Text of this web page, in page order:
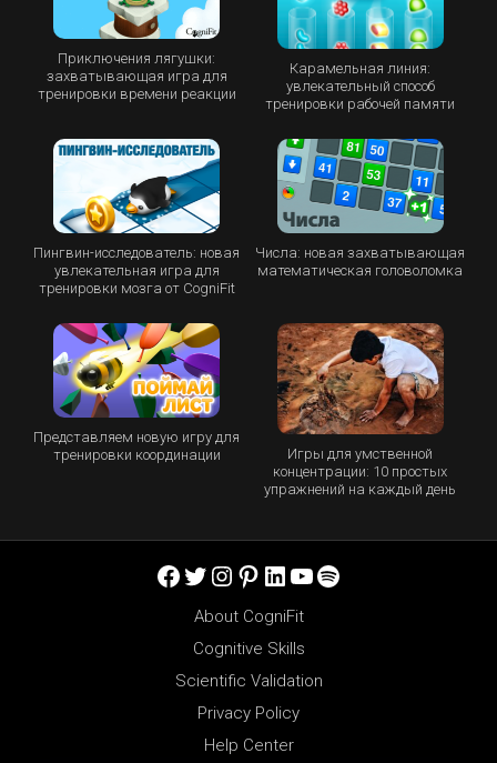
Приключения лягушки:
захватывающая игра для
тренировки времени реакции
Карамельная линия:
увлекательный способ
тренировки рабочей памяти
Пингвин-исследователь: новая
увлекательная игра для
тренировки мозга от CogniFit
Числа: новая захватывающая
математическая головоломка
Представляем новую игру для
тренировки координации
Игры для умственной
концентрации: 10 простых
упражнений на каждый день
Facebook
Twitter
Instagram
Pinterest
LinkedIn
YouTube
Spotify
About CogniFit
Cognitive Skills
Scientific Validation
Privacy Policy
Help Center